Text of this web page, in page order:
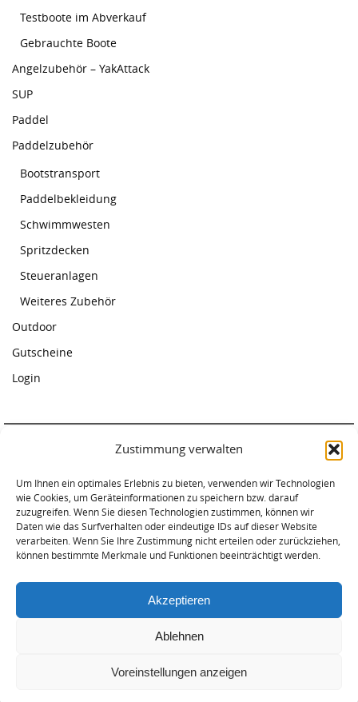
Zustimmung verwalten
Um Ihnen ein optimales Erlebnis zu bieten, verwenden wir Technologien
wie Cookies, um Geräteinformationen zu speichern bzw. darauf
zuzugreifen. Wenn Sie diesen Technologien zustimmen, können wir
Daten wie das Surfverhalten oder eindeutige IDs auf dieser Website
verarbeiten. Wenn Sie Ihre Zustimmung nicht erteilen oder zurückziehen,
können bestimmte Merkmale und Funktionen beeinträchtigt werden.
Akzeptieren
Ablehnen
Voreinstellungen anzeigen
Testboote im Abverkauf
Gebrauchte Boote
Angelzubehör – YakAttack
SUP
Paddel
Paddelzubehör
Bootstransport
Paddelbekleidung
Schwimmwesten
Spritzdecken
Steueranlagen
Weiteres Zubehör
Outdoor
Gutscheine
Login
Am Warnowufer 59
18057 Rostock
Tel. 0381-2034620